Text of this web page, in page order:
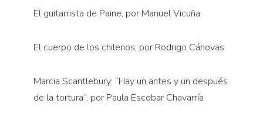
El guitarrista de Paine, por Manuel Vicuña
El cuerpo de los chilenos, por Rodrigo Cánovas
Marcia Scantlebury: “Hay un antes y un después
de la tortura”, por Paula Escobar Chavarría